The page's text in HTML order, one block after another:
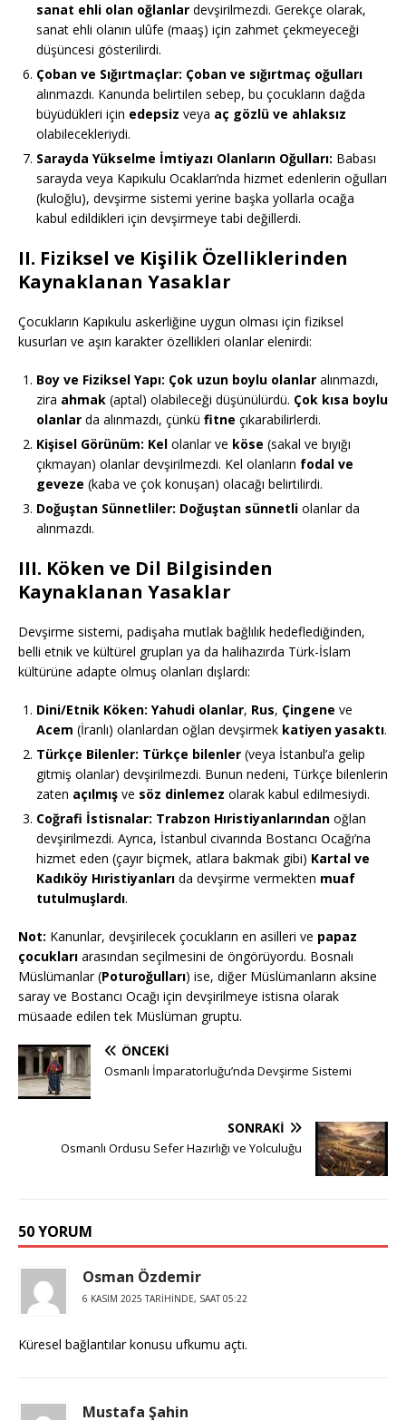
sanat ehli olan oğlanlar devşirilmezdi. Gerekçe olarak,
sanat ehli olanın ulûfe (maaş) için zahmet çekmeyeceği
düşüncesi gösterilirdi.
Çoban ve Sığırtmaçlar: Çoban ve sığırtmaç oğulları
alınmazdı. Kanunda belirtilen sebep, bu çocukların dağda
büyüdükleri için edepsiz veya aç gözlü ve ahlaksız
olabilecekleriydi.
Sarayda Yükselme İmtiyazı Olanların Oğulları: Babası
sarayda veya Kapıkulu Ocakları’nda hizmet edenlerin oğulları
(kuloğlu), devşirme sistemi yerine başka yollarla ocağa
kabul edildikleri için devşirmeye tabi değillerdi.
II. Fiziksel ve Kişilik Özelliklerinden
Kaynaklanan Yasaklar
Çocukların Kapıkulu askerliğine uygun olması için fiziksel
kusurları ve aşırı karakter özellikleri olanlar elenirdi:
Boy ve Fiziksel Yapı: Çok uzun boylu olanlar alınmazdı,
zira ahmak (aptal) olabileceği düşünülürdü. Çok kısa boylu
olanlar da alınmazdı, çünkü fitne çıkarabilirlerdi.
Kişisel Görünüm: Kel olanlar ve köse (sakal ve bıyığı
çıkmayan) olanlar devşirilmezdi. Kel olanların fodal ve
geveze (kaba ve çok konuşan) olacağı belirtilirdi.
Doğuştan Sünnetliler: Doğuştan sünnetli olanlar da
alınmazdı.
III. Köken ve Dil Bilgisinden
Kaynaklanan Yasaklar
Devşirme sistemi, padişaha mutlak bağlılık hedeflediğinden,
belli etnik ve kültürel grupları ya da halihazırda Türk-İslam
kültürüne adapte olmuş olanları dışlardı:
Dini/Etnik Köken: Yahudi olanlar, Rus, Çingene ve
Acem (İranlı) olanlardan oğlan devşirmek katiyen yasaktı.
Türkçe Bilenler: Türkçe bilenler (veya İstanbul’a gelip
gitmiş olanlar) devşirilmezdi. Bunun nedeni, Türkçe bilenlerin
zaten açılmış ve söz dinlemez olarak kabul edilmesiydi.
Coğrafi İstisnalar: Trabzon Hıristiyanlarından oğlan
devşirilmezdi. Ayrıca, İstanbul civarında Bostancı Ocağı’na
hizmet eden (çayır biçmek, atlara bakmak gibi) Kartal ve
Kadıköy Hıristiyanları da devşirme vermekten muaf
tutulmuşlardı.
Not: Kanunlar, devşirilecek çocukların en asilleri ve papaz
çocukları arasından seçilmesini de öngörüyordu. Bosnalı
Müslümanlar (Poturoğulları) ise, diğer Müslümanların aksine
saray ve Bostancı Ocağı için devşirilmeye istisna olarak
müsaade edilen tek Müslüman gruptu.
ÖNCEKI
Osmanlı İmparatorluğu’nda Devşirme Sistemi
SONRAKI
Osmanlı Ordusu Sefer Hazırlığı ve Yolculuğu
50 YORUM
Osman Özdemir
6 KASIM 2025 TARIHINDE, SAAT 05:22
Küresel bağlantılar konusu ufkumu açtı.
Mustafa Şahin